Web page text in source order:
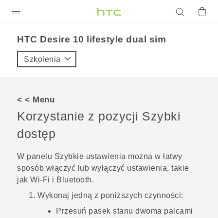
VIVE
VIVERSE
POMOC TECHNICZNA
Urządzenia i akcesoria HTC
Zaloguj się
HTC Desire 10 lifestyle dual sim‎
Szkolenia
< < Menu
Korzystanie z pozycji Szybki
dostęp
W panelu Szybkie ustawienia można w łatwy
sposób włączyć lub wyłączyć ustawienia, takie
jak Wi‍-Fi i Bluetooth.
Wykonaj jedną z poniższych czynności:
Przesuń pasek stanu dwoma palcami